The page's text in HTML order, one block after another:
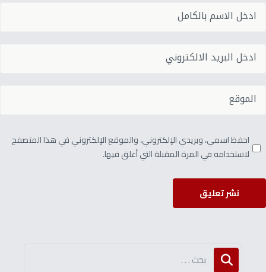
احفظ اسمي، وبريدي الإلكتروني، والموقع الإلكتروني في هذا المتصفح
لاستخدامه في المرة المقبلة التي أعلق فيها.
نشر تعليق